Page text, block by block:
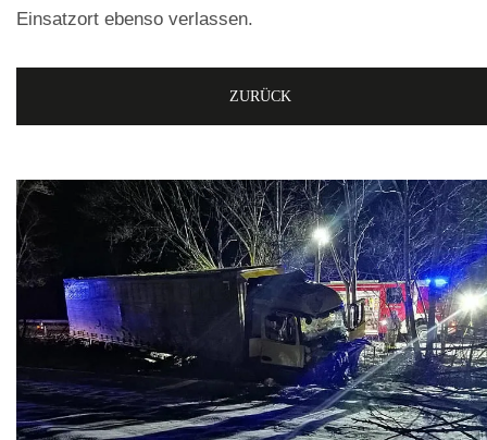
Einsatzort ebenso verlassen.
ZURÜCK